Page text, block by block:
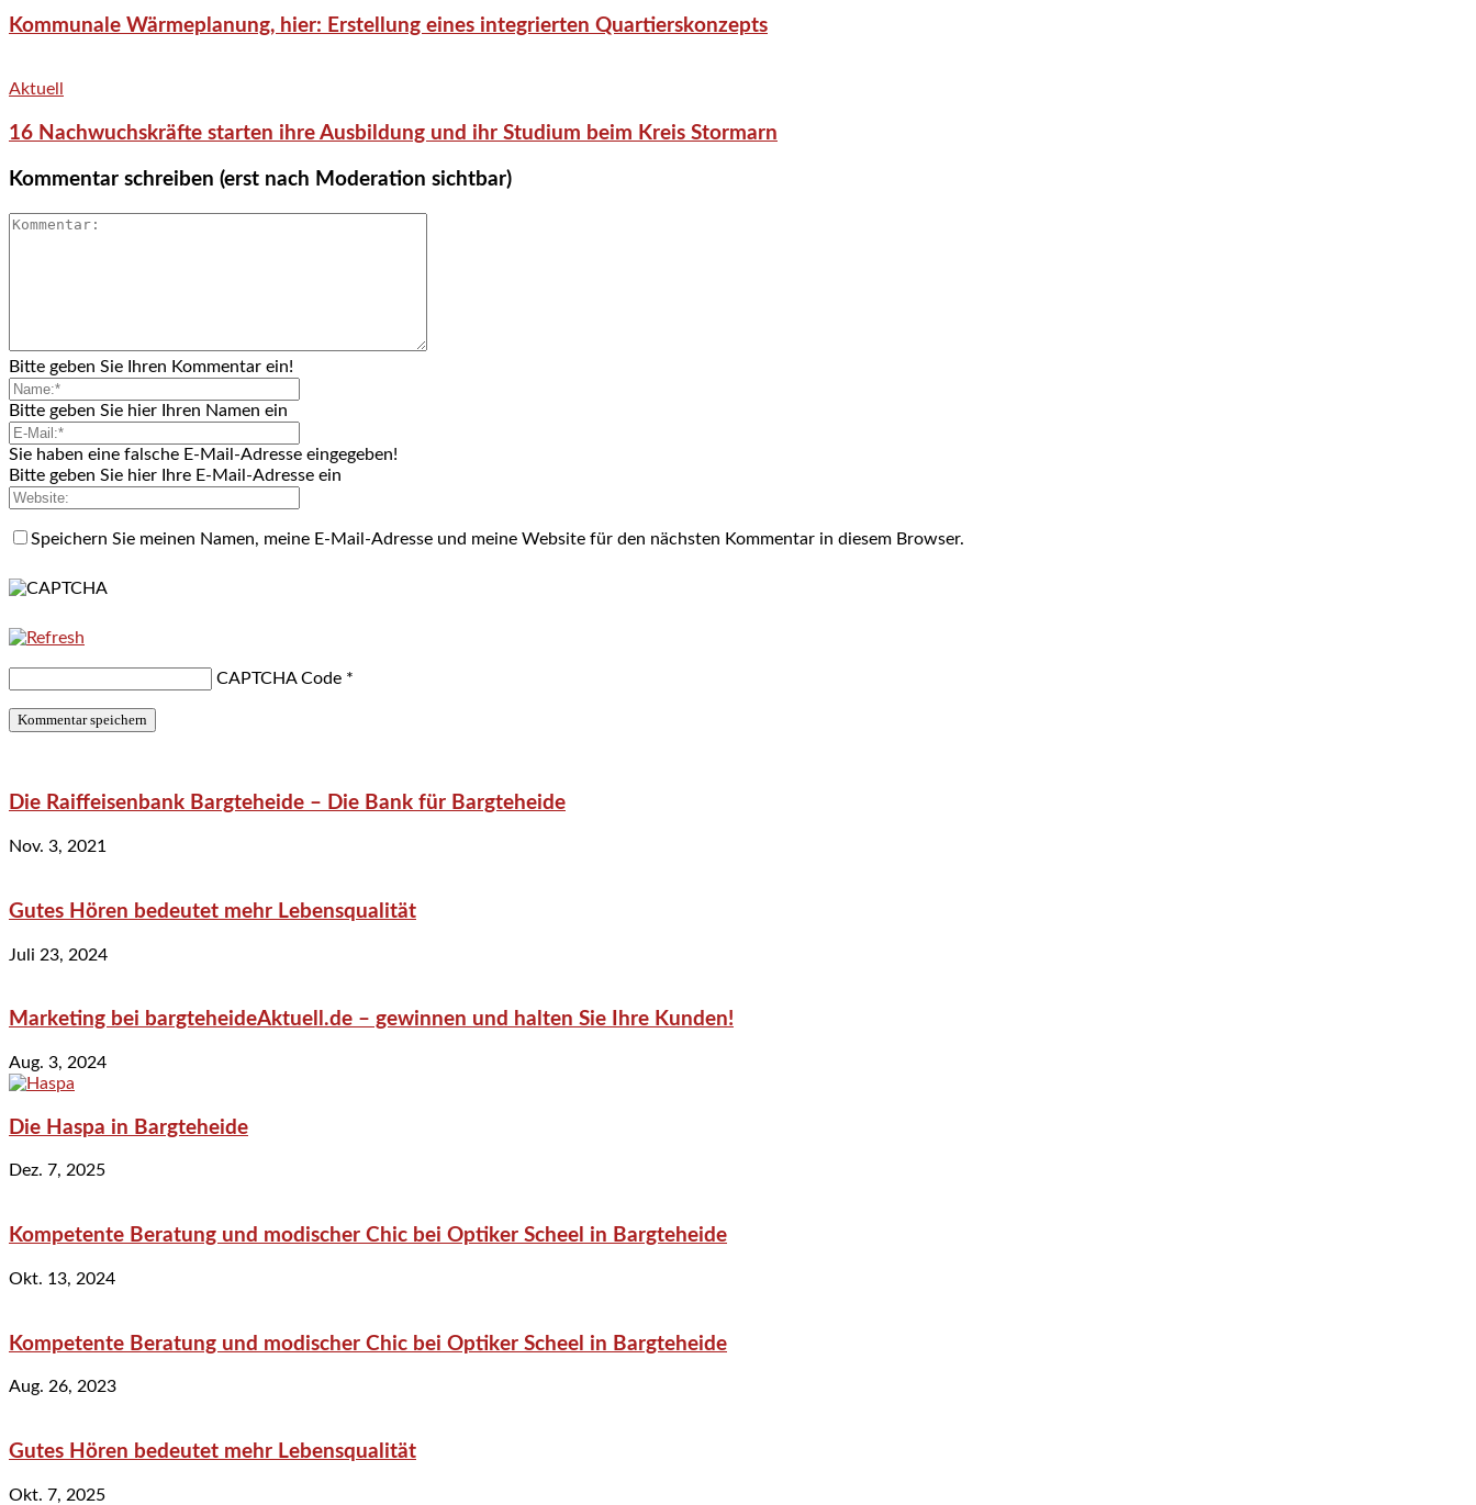
Kommunale Wärmeplanung, hier: Erstellung eines integrierten Quartierskonzepts
Aktuell
16 Nachwuchskräfte starten ihre Ausbildung und ihr Studium beim Kreis Stormarn
Kommentar schreiben (erst nach Moderation sichtbar)
Bitte geben Sie Ihren Kommentar ein!
Bitte geben Sie hier Ihren Namen ein
Sie haben eine falsche E-Mail-Adresse eingegeben!
Bitte geben Sie hier Ihre E-Mail-Adresse ein
Speichern Sie meinen Namen, meine E-Mail-Adresse und meine Website für den nächsten Kommentar in diesem Browser.
CAPTCHA Code *
Die Raiffeisenbank Bargteheide – Die Bank für Bargteheide
Nov. 3, 2021
Gutes Hören bedeutet mehr Lebensqualität
Juli 23, 2024
Marketing bei bargteheideAktuell.de – gewinnen und halten Sie Ihre Kunden!
Aug. 3, 2024
Die Haspa in Bargteheide
Dez. 7, 2025
Kompetente Beratung und modischer Chic bei Optiker Scheel in Bargteheide
Okt. 13, 2024
Kompetente Beratung und modischer Chic bei Optiker Scheel in Bargteheide
Aug. 26, 2023
Gutes Hören bedeutet mehr Lebensqualität
Okt. 7, 2025